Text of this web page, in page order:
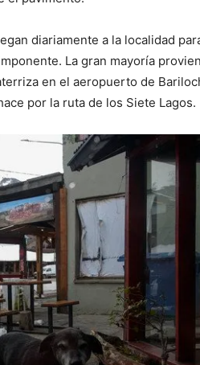
diariamente a la localidad
La gran mayoría
en el aeropuerto de
por la ruta de los Siete Lagos.